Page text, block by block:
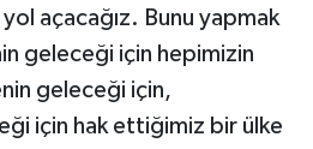
açacağız. Bunu yapmak
geleceği için hepimizin
geleceği için,
için hak ettiğimiz bir ülke